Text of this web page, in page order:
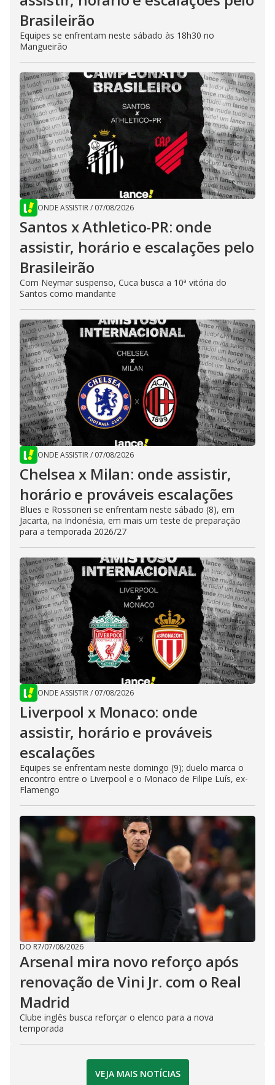
Brasileirão
Equipes se enfrentam neste sábado às 18h30 no
Mangueirão
ONDE ASSISTIR/ 07/08/2026
Santos x Athletico-PR: onde
assistir, horário e escalações pelo
Brasileirão
Com Neymar suspenso, Cuca busca a 10ª vitória do
Santos como mandante
ONDE ASSISTIR/ 07/08/2026
Chelsea x Milan: onde assistir,
horário e prováveis escalações
Blues e Rossoneri se enfrentam neste sábado (8), em
Jacarta, na Indonésia, em mais um teste de preparação
para a temporada 2026/27
ONDE ASSISTIR/ 07/08/2026
Liverpool x Monaco: onde
assistir, horário e prováveis
escalações
Equipes se enfrentam neste domingo (9); duelo marca o
encontro entre o Liverpool e o Monaco de Filipe Luís, ex-
Flamengo
DO R7/07/08/2026
Arsenal mira novo reforço após
renovação de Vini Jr. com o Real
Madrid
Clube inglês busca reforçar o elenco para a nova
temporada
VEJA MAIS NOTÍCIAS